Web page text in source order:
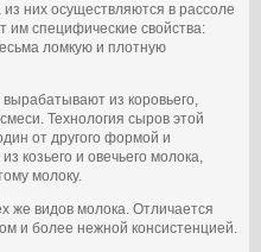
них осуществляются в рассоле
им специфические свойства:
ломкую и плотную
из коровьего,
Технология сыров этой
от другого формой и
козьего и овечьего молока,
молоку.
же видов молока. Отличается
и более нежной консистенцией.